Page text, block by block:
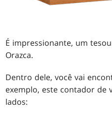
É impressionante, um
Orazca.
Dentro dele, você vai
exemplo, este contador de
lados: